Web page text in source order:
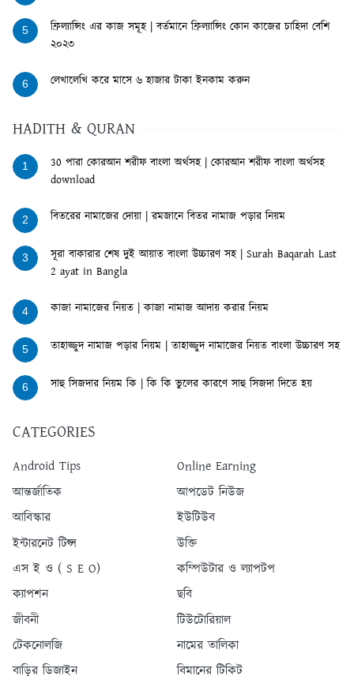
5
ফ্রিল্যান্সিং এর কাজ সমূহ | বর্তমানে ফ্রিল্যান্সিং কোন কাজের চাহিদা বেশি
২০২৩
6 লেখালেখি করে মাসে ৬ হাজার টাকা ইনকাম করুন
HADITH & QURAN
1
30 পারা কোরআন শরীফ বাংলা অর্থসহ | কোরআন শরীফ বাংলা অর্থসহ
download
2 বিতরের নামাজের দোয়া | রমজানে বিতর নামাজ পড়ার নিয়ম
3
সূরা বাকারার শেষ দুই আয়াত বাংলা উচ্চারণ সহ | Surah Baqarah Last
2 ayat in Bangla
4 কাজা নামাজের নিয়ত | কাজা নামাজ আদায় করার নিয়ম
5 তাহাজ্জুদ নামাজ পড়ার নিয়ম | তাহাজ্জুদ নামাজের নিয়ত বাংলা উচ্চারণ সহ
6 সাহু সিজদার নিয়ম কি | কি কি ভুলের কারণে সাহু সিজদা দিতে হয়
CATEGORIES
Android Tips
Online Earning
আন্তর্জাতিক
আপডেট নিউজ
আবিস্কার
ইউটিউব
ইন্টারনেট টিপ্স
উক্তি
এস ই ও ( S E O)
কম্পিউটার ও ল্যাপটপ
ক্যাপশন
ছবি
জীবনী
টিউটোরিয়াল
টেকনোলজি
নামের তালিকা
বাড়ির ডিজাইন
বিমানের টিকিট